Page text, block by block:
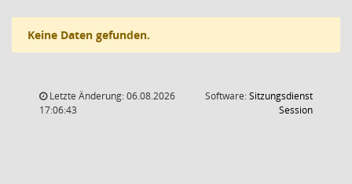
Keine Daten gefunden.
Letzte Änderung: 06.08.2026
17:06:43
Software:Sitzungsdienst
Session(Wird in